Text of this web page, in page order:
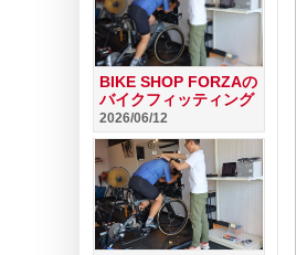
BIKE SHOP FORZAの
バイクフィッティング
2026/06/12